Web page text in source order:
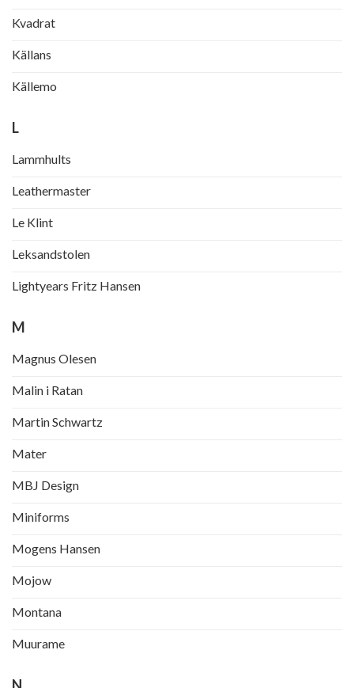
Kvadrat
Källans
Källemo
L
Lammhults
Leathermaster
Le Klint
Leksandstolen
Lightyears Fritz Hansen
M
Magnus Olesen
Malin i Ratan
Martin Schwartz
Mater
MBJ Design
Miniforms
Mogens Hansen
Mojow
Montana
Muurame
N